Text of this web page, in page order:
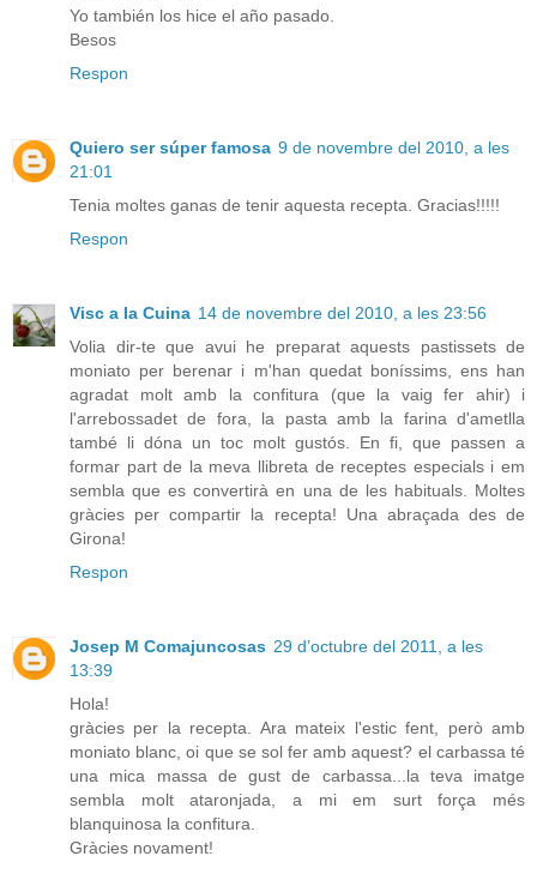
Yo también los hice el año pasado.
Besos
Respon
Quiero ser súper famosa 9 de novembre del 2010, a les
21:01
Tenia moltes ganas de tenir aquesta recepta. Gracias!!!!!
Respon
Visc a la Cuina 14 de novembre del 2010, a les 23:56
Volia dir-te que avui he preparat aquests pastissets de
moniato per berenar i m'han quedat boníssims, ens han
agradat molt amb la confitura (que la vaig fer ahir) i
l'arrebossadet de fora, la pasta amb la farina d'ametlla
també li dóna un toc molt gustós. En fi, que passen a
formar part de la meva llibreta de receptes especials i em
sembla que es convertirà en una de les habituals. Moltes
gràcies per compartir la recepta! Una abraçada des de
Girona!
Respon
Josep M Comajuncosas 29 d’octubre del 2011, a les
13:39
Hola!
gràcies per la recepta. Ara mateix l'estic fent, però amb
moniato blanc, oi que se sol fer amb aquest? el carbassa té
una mica massa de gust de carbassa...la teva imatge
sembla molt ataronjada, a mi em surt força més
blanquinosa la confitura.
Gràcies novament!